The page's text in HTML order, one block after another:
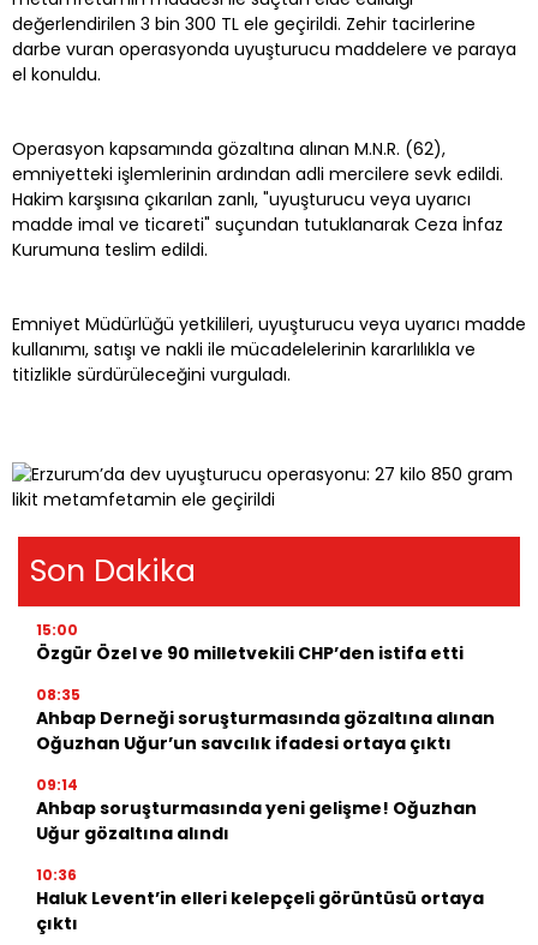
değerlendirilen 3 bin 300 TL ele geçirildi. Zehir tacirlerine
darbe vuran operasyonda uyuşturucu maddelere ve paraya
el konuldu.
Operasyon kapsamında gözaltına alınan M.N.R. (62),
emniyetteki işlemlerinin ardından adli mercilere sevk edildi.
Hakim karşısına çıkarılan zanlı, "uyuşturucu veya uyarıcı
madde imal ve ticareti" suçundan tutuklanarak Ceza İnfaz
Kurumuna teslim edildi.
Emniyet Müdürlüğü yetkilileri, uyuşturucu veya uyarıcı madde
kullanımı, satışı ve nakli ile mücadelelerinin kararlılıkla ve
titizlikle sürdürüleceğini vurguladı.
Son Dakika
15:00
Özgür Özel ve 90 milletvekili CHP’den istifa etti
08:35
Ahbap Derneği soruşturmasında gözaltına alınan
Oğuzhan Uğur’un savcılık ifadesi ortaya çıktı
09:14
Ahbap soruşturmasında yeni gelişme! Oğuzhan
Uğur gözaltına alındı
10:36
Haluk Levent’in elleri kelepçeli görüntüsü ortaya
çıktı